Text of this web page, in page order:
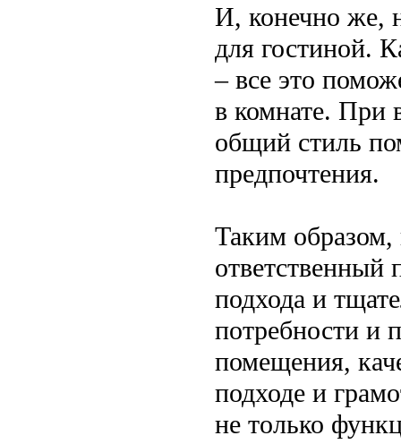
И, конечно же,
для гостиной.
– все это
в комнате. При
общий стиль
предпочтения.
Таким образом,
ответственный
подхода и
потребности и
помещения,
подходе и
не только